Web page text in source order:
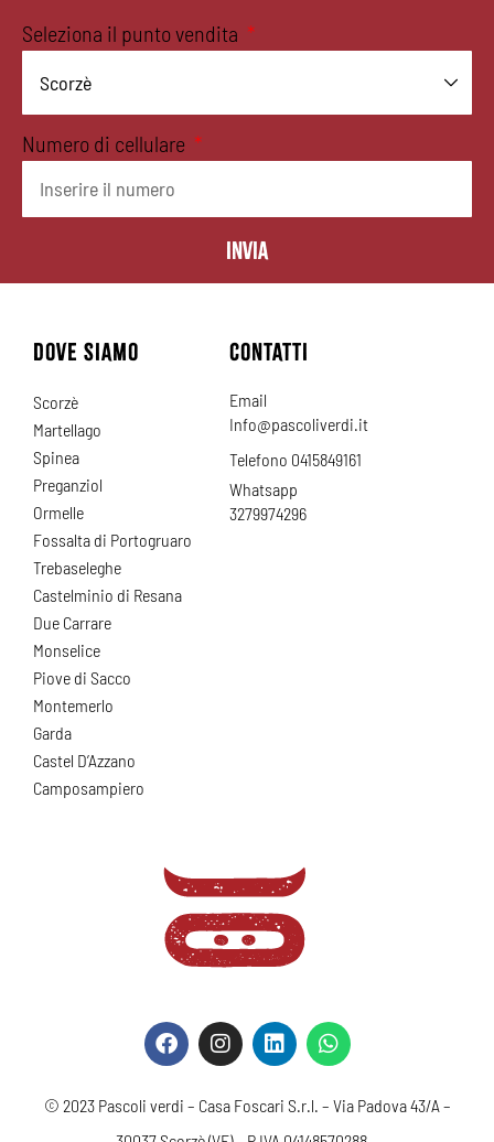
Seleziona il punto vendita
Numero di cellulare
Invia
DOVE SIAMO CONTATTI
Scorzè
Martellago
Spinea
Preganziol
Ormelle
Fossalta di Portogruaro
Trebaseleghe
Castelminio di Resana
Due Carrare
Monselice
Piove di Sacco
Montemerlo
Garda
Castel D’Azzano
Camposampiero
Email
Info@pascoliverdi.it
Telefono 0415849161
Whatsapp
3279974296
© 2023 Pascoli verdi – Casa Foscari S.r.l. – Via Padova 43/A –